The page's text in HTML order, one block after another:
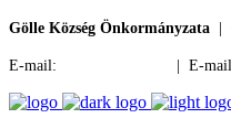
Gölle Község Önkormányzata |
E-mail: | E-